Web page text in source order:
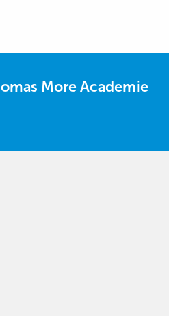
More Academie